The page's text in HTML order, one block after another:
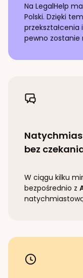
Na LegalHelp
Polski. Dzięki
przekształcenia
pewno zostanie
bez
W ciągu kilku
bezpośrednio z